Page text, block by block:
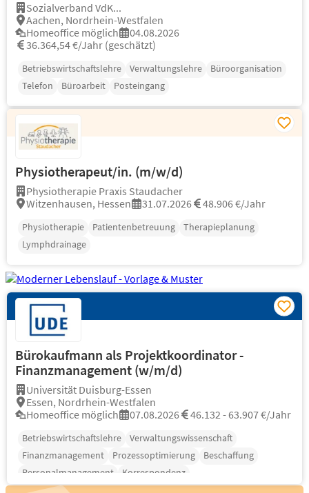
Sozialverband VdK...
Aachen, Nordrhein-Westfalen
Homeoffice möglich
04.08.2026
36.364,54 €/Jahr (geschätzt)
Betriebswirtschaftslehre Verwaltungslehre
Büroorganisation
Telefon
Büroarbeit Posteingang
Physiotherapeut/in. (m/w/d)
Physiotherapie Praxis Staudacher
Witzenhausen, Hessen
31.07.2026 48.906 €/Jahr
Physiotherapie Patientenbetreuung
Therapieplanung
Lymphdrainage
Bürokaufmann als Projektkoordinator -
Finanzmanagement (w/m/d)
Universität Duisburg-Essen
Essen, Nordrhein-Westfalen
Homeoffice möglich
07.08.2026 46.132 - 63.907 €/Jahr
Betriebswirtschaftslehre
Verwaltungswissenschaft
Finanzmanagement
Prozessoptimierung
Beschaffung
Personalmanagement
Korrespondenz